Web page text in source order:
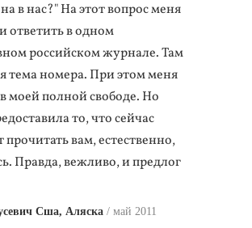
в нас?" На этот вопрос меня
ответить в одном
российском журнале. Там
тема номера. При этом меня
моей полной свободе. Но
то, что сейчас
прочитать вам, естественно,
Правда, вежливо, и предлог
Сша, Аляска май 2011